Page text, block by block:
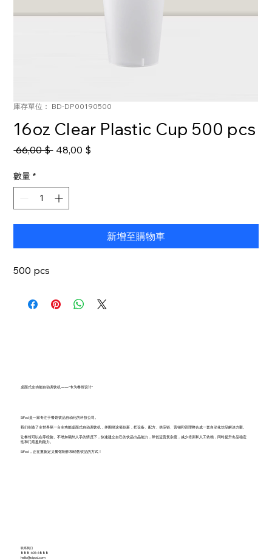
庫存單位： BD-DP00190500
16oz Clear Plastic Cup 500 pcs
66,00 $ 一
格
48,00 $
數量 *
新增至購物車
500 pcs
桌面式全功能自动调饮机 ——“专为餐馆设计”
SiPod 是一家专注于餐馆饮品自动化的科技公司。
我们创造了全世界第一台全功能桌面式自动调饮机，并围绕这项创新，把设备、配方、供应链、营销和管理整合成一套自动化饮品解决方案。
让餐馆可以在零经验、不增加额外人手的情况下，快速建立自己的饮品出品能力，降低运营复杂度，减少培训和人工依赖，同时提升出品稳定
性和门店盈利能力。
SiPod ，正在重新定义餐馆制作和销售饮品的方式！
联系我们
888-606-6888
hello@sipod.com